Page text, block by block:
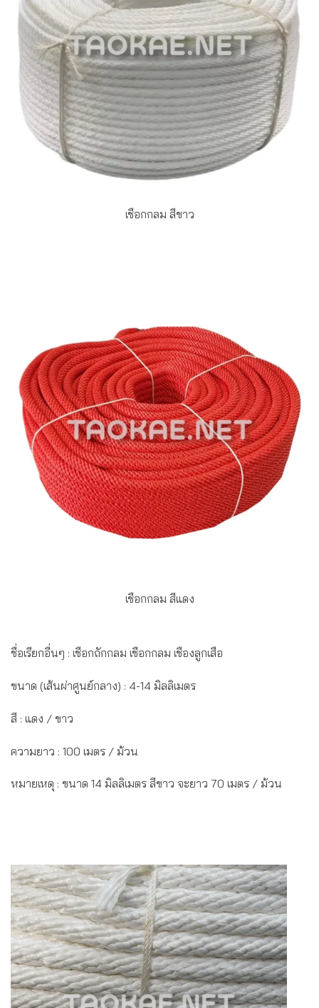
เชือกกลม สีขาว
เชือกกลม สีแดง
ชื่อเรียกอื่นๆ : เชือกถักกลม เชือกกลม เชืองลูกเสือ
ขนาด (เส้นผ่าศูนย์กลาง) : 4-14 มิลลิเมตร
สี : แดง / ขาว
ความยาว : 100 เมตร / ม้วน
หมายเหตุ : ขนาด 14 มิลลิเมตร สีขาว จะยาว 70 เมตร / ม้วน